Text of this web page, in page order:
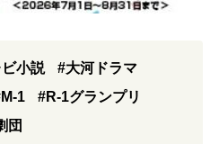
小説
#大河ドラマ
1
#R-1グランプリ
団